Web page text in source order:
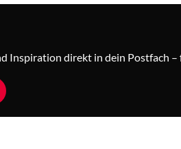
Inspiration direkt in dein Postfach